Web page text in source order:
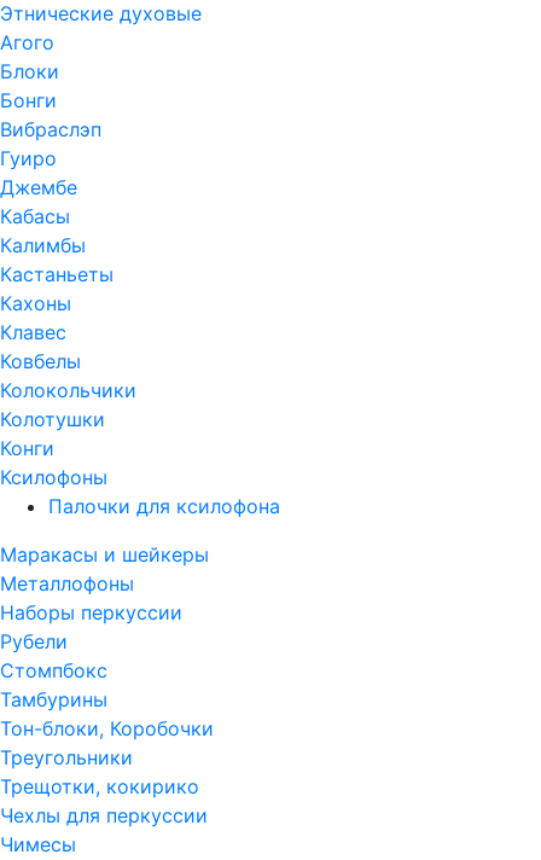
Этнические духовые
Агого
Блоки
Бонги
Вибраслэп
Гуиро
Джембе
Кабасы
Калимбы
Кастаньеты
Кахоны
Клавес
Ковбелы
Колокольчики
Колотушки
Конги
Ксилофоны
Палочки для ксилофона
Маракасы и шейкеры
Металлофоны
Наборы перкуссии
Рубели
Стомпбокс
Тамбурины
Тон-блоки, Коробочки
Треугольники
Трещотки, кокирико
Чехлы для перкуссии
Чимесы